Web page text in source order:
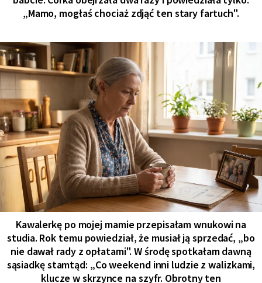
„Mamo, mogłaś chociaż zdjąć ten stary fartuch".
Kawalerkę po mojej mamie przepisałam wnukowi na
studia. Rok temu powiedział, że musiał ją sprzedać, „bo
nie dawał rady z opłatami". W środę spotkałam dawną
sąsiadkę stamtąd: „Co weekend inni ludzie z walizkami,
klucze w skrzynce na szyfr. Obrotny ten